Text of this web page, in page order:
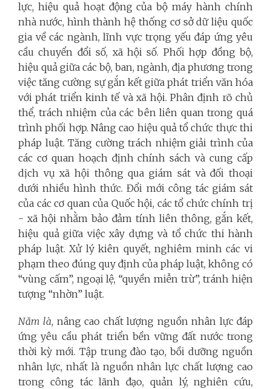
lực, hiệu quả hoạt động của bộ máy hành chính
nhà nước, hình thành hệ thống cơ sở dữ liệu quốc
gia về các ngành, lĩnh vực trọng yếu đáp ứng yêu
cầu chuyển đổi số, xã hội số. Phối hợp đồng bộ,
hiệu quả giữa các bộ, ban, ngành, địa phương trong
việc tăng cường sự gắn kết giữa phát triển văn hóa
với phát triển kinh tế và xã hội. Phân định rõ chủ
thể, trách nhiệm của các bên liên quan trong quá
trình phối hợp. Nâng cao hiệu quả tổ chức thực thi
pháp luật. Tăng cường trách nhiệm giải trình của
các cơ quan hoạch định chính sách và cung cấp
dịch vụ xã hội thông qua giám sát và đối thoại
dưới nhiều hình thức. Đổi mới công tác giám sát
của các cơ quan của Quốc hội, các tổ chức chính trị
- xã hội nhằm bảo đảm tính liên thông, gắn kết,
hiệu quả giữa việc xây dựng và tổ chức thi hành
pháp luật. Xử lý kiên quyết, nghiêm minh các vi
phạm theo đúng quy định của pháp luật, không có
“vùng cấm”, ngoại lệ, “quyền miễn trừ”, tránh hiện
tượng “nhờn” luật.
Năm là, nâng cao chất lượng nguồn nhân lực đáp
ứng yêu cầu phát triển bền vững đất nước trong
thời kỳ mới. Tập trung đào tạo, bồi dưỡng nguồn
nhân lực, nhất là nguồn nhân lực chất lượng cao
trong công tác lãnh đạo, quản lý, nghiên cứu,